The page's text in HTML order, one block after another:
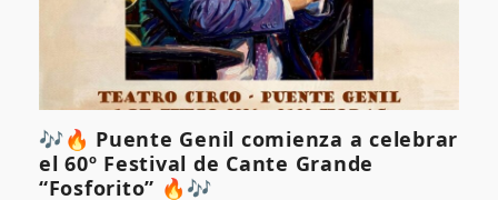
🎶🔥 Puente Genil comienza a celebrar
el 60º Festival de Cante Grande
“Fosforito” 🔥🎶